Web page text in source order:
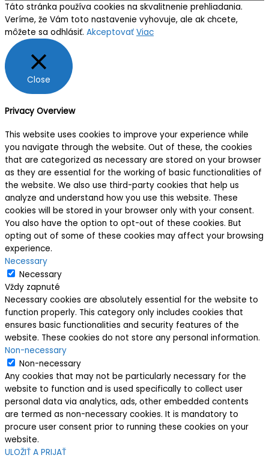
Táto stránka používa cookies na skvalitnenie prehliadania.
Veríme, že Vám toto nastavenie vyhovuje, ale ak chcete,
môžete sa odhlásiť. Akceptovať Viac
Close
Privacy Overview
This website uses cookies to improve your experience while
you navigate through the website. Out of these, the cookies
that are categorized as necessary are stored on your browser
as they are essential for the working of basic functionalities of
the website. We also use third-party cookies that help us
analyze and understand how you use this website. These
cookies will be stored in your browser only with your consent.
You also have the option to opt-out of these cookies. But
opting out of some of these cookies may affect your browsing
experience.
Necessary
Necessary
Vždy zapnuté
Necessary cookies are absolutely essential for the website to
function properly. This category only includes cookies that
ensures basic functionalities and security features of the
website. These cookies do not store any personal information.
Non-necessary
Non-necessary
Any cookies that may not be particularly necessary for the
website to function and is used specifically to collect user
personal data via analytics, ads, other embedded contents
are termed as non-necessary cookies. It is mandatory to
procure user consent prior to running these cookies on your
website.
ULOŽIŤ A PRIJAŤ